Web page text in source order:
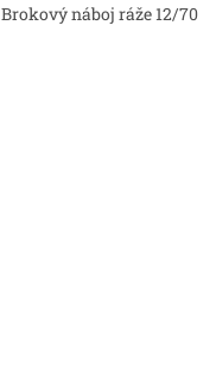
Brokový náboj ráže 12/70